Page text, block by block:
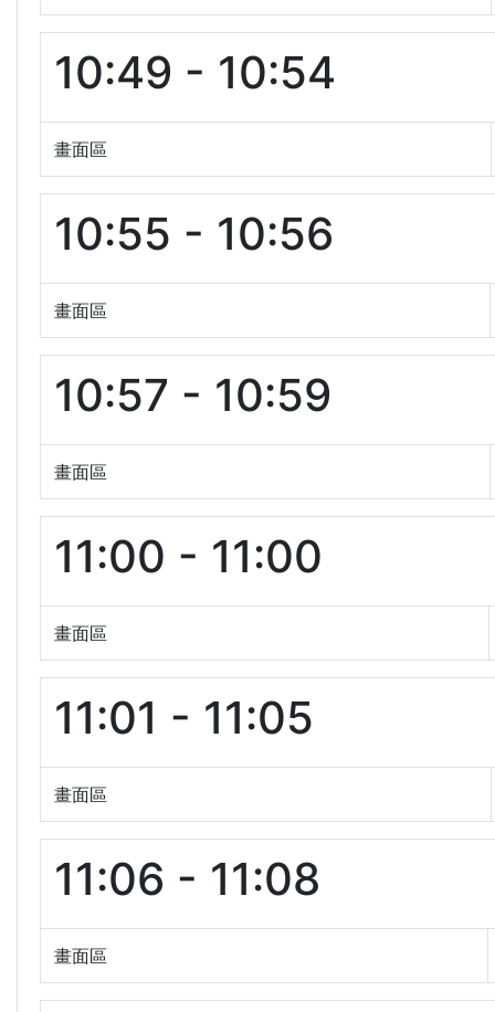
10:49 - 10:54
畫面區
10:55 - 10:56
畫面區
10:57 - 10:59
畫面區
11:00 - 11:00
畫面區
11:01 - 11:05
畫面區
11:06 - 11:08
畫面區